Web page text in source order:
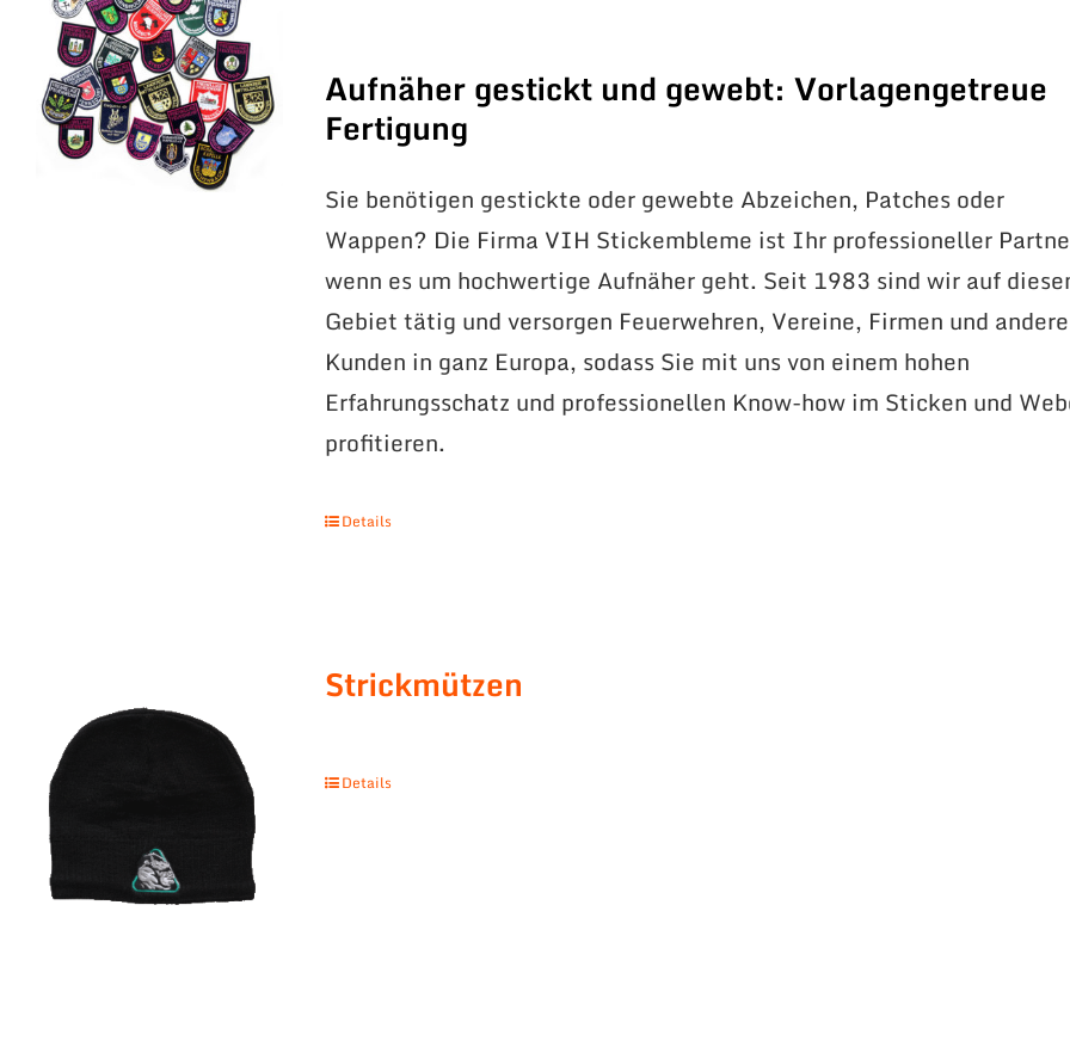
Aufnäher gestickt und gewebt: Vorlagengetreue
Fertigung
Sie benötigen gestickte oder gewebte Abzeichen, Patches oder
Wappen? Die Firma VIH Stickembleme ist Ihr professioneller
wenn es um hochwertige Aufnäher geht. Seit 1983 sind wir auf
Gebiet tätig und versorgen Feuerwehren, Vereine, Firmen und andere
Kunden in ganz Europa, sodass Sie mit uns von einem hohen
Erfahrungsschatz und professionellen Know-how im Sticken und
profitieren.
Details
Strickmützen
Details